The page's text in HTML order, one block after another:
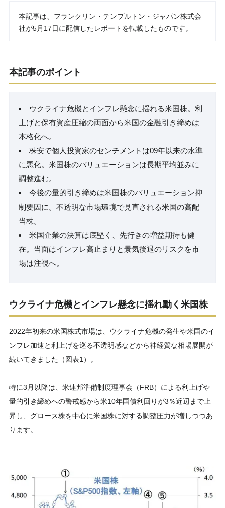
本記事は、フランクリン・テンプルトン・ジャパン株式会
社が5月17日に配信したレポートを転載したものです。
本記事のポイント
ウクライナ危機とインフレ懸念に揺れる米国株。利
上げと保有資産圧縮の両面から米国の金融引き締めは
本格化へ。
株安で個人投資家のセンチメントは09年以来の水準
に悪化。米国株のバリュエーションは長期平均並みに
調整進む。
今後の量的引き締めは米国株のバリュエーション抑
制要因に。不透明な市場環境で見直される米国の高配
当株。
米国企業の決算は底堅く、先行きの増益期待も健
在。当面はインフレ高止まりと景気後退のリスクを市
場は注視へ。
ウクライナ危機とインフレ懸念に揺れ動く米国株
2022年初来の米国株式市場は、ウクライナ危機の発生や米国のイ
ンフレ加速と利上げを巡る不透明感などから神経質な相場展開が
続いてきました（図表1）。
特に3月以降は、米連邦準備制度理事会（FRB）による利上げや
量的引き締めへの警戒感から米10年国債利回りが3％近辺まで上
昇し、グロース株を中心に米国株に対する調整圧力が増しつつあ
ります。